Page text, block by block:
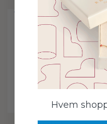
TRENDING
+
Hvem